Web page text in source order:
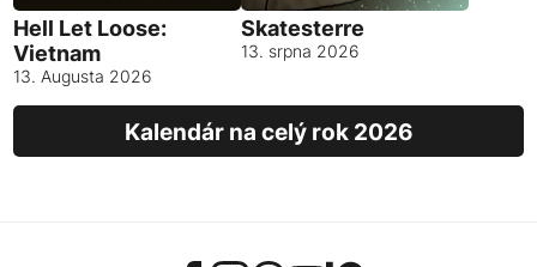
Hell Let Loose:
Vietnam
13. Augusta 2026
Skatesterre
13. srpna 2026
Kalendár na celý rok 2026